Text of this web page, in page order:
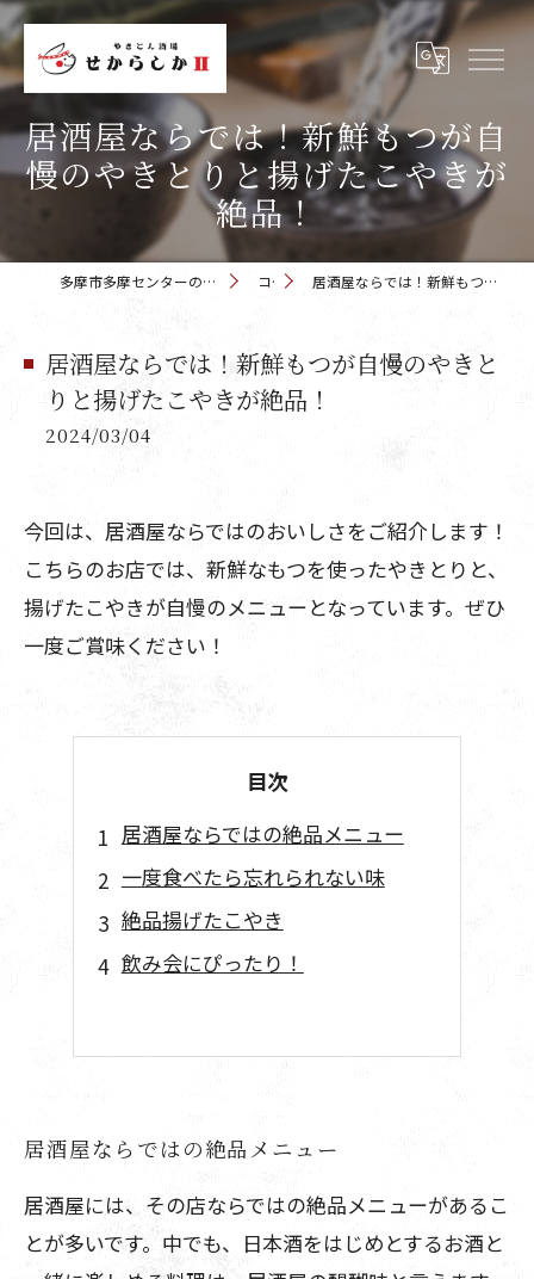
居酒屋ならでは！新鮮もつが自
慢のやきとりと揚げたこやきが
絶品！
多摩市多摩センターの居酒屋 せからしか 多摩センター店 コラム 居酒屋ならでは！新鮮もつが自慢のやきとりと揚げたこやきが絶品！
居酒屋ならでは！新鮮もつが自慢のやきと
りと揚げたこやきが絶品！
2024/03/04
今回は、居酒屋ならではのおいしさをご紹介します！
こちらのお店では、新鮮なもつを使ったやきとりと、
揚げたこやきが自慢のメニューとなっています。ぜひ
一度ご賞味ください！
目次
居酒屋ならではの絶品メニュー
一度食べたら忘れられない味
絶品揚げたこやき
飲み会にぴったり！
居酒屋ならではの絶品メニュー
居酒屋には、その店ならではの絶品メニューがあるこ
とが多いです。中でも、日本酒をはじめとするお酒と